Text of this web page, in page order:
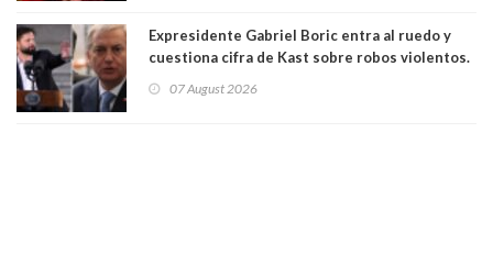
Expresidente Gabriel Boric entra al ruedo y
cuestiona cifra de Kast sobre robos violentos.
07 August 2026